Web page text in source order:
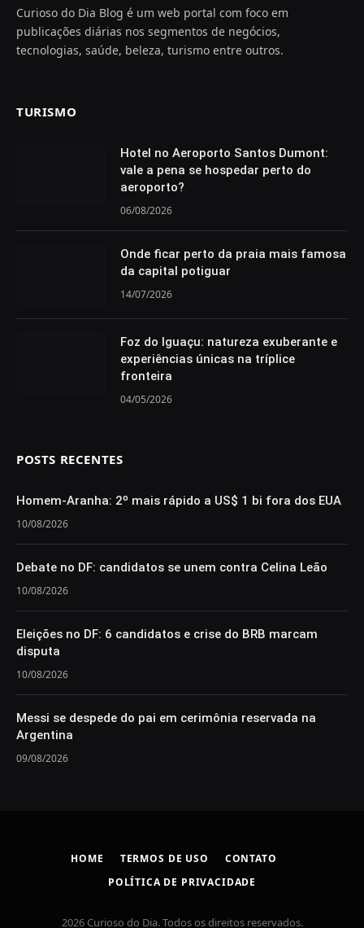
Curioso do Dia Blog é um web portal com foco em
publicações diárias nos segmentos de negócios,
tecnologias, saúde, beleza, turismo entre outros.
TURISMO
Hotel no Aeroporto Santos Dumont:
vale a pena se hospedar perto do
aeroporto?
06/08/2026
Onde ficar perto da praia mais famosa
da capital potiguar
14/07/2026
Foz do Iguaçu: natureza exuberante e
experiências únicas na tríplice
fronteira
04/05/2026
POSTS RECENTES
Homem-Aranha: 2º mais rápido a US$ 1 bi fora dos EUA
10/08/2026
Debate no DF: candidatos se unem contra Celina Leão
10/08/2026
Eleições no DF: 6 candidatos e crise do BRB marcam
disputa
10/08/2026
Messi se despede do pai em cerimônia reservada na
Argentina
09/08/2026
HOME TERMOS DE USO
CONTATO
POLÍTICA DE PRIVACIDADE
2026 Curioso do Dia. Todos os direitos reservados.